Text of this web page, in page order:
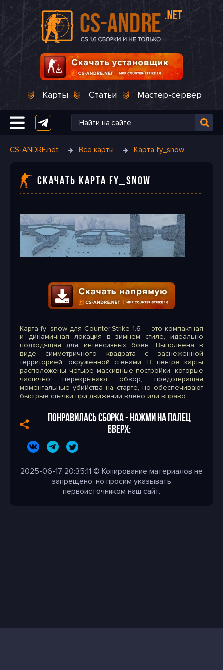
Карты Статьи Мастер-сервер
CS-ANDRE.net Все карты Карта fy_snow
СКАЧАТЬ КАРТА FY_SNOW
Карта fy_snow для Counter-Strike 1.6 — это компактная
и динамичная локация в зимнем стиле, идеально
подходящая для интенсивных боев. Выполнена в
виде симметричного квадрата с заснеженной
территорией, окруженной стенами. В центре карты
расположены четыре массивные постройки, которые
частично перекрывают обзор, предотвращая
моментальные убийства на старте, но обеспечивают
быстрые стычки при движении влево или вправо.
ПОНРАВИЛАСЬ СБОРКА - НАЖМИ НА ПАЛЕЦ
ВВЕРХ:
2025-06-17 20:35:11 © Копирование материалов не
запрещено, но просим указывать
первоисточником наш сайт.